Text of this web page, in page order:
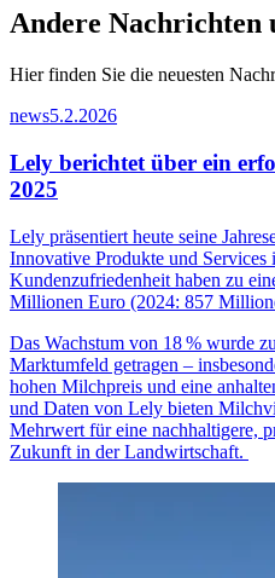
Andere Nachrichten
Hier finden Sie die neuesten
news5.2.2026
Lely berichtet über ein
2025
Lely präsentiert heute seine
Innovative Produkte und
Kundenzufriedenheit haben zu
Millionen Euro (2024: 857
Das Wachstum von 18% wurde
Marktumfeld getragen –
hohen Milchpreis und eine
und Daten von Lely bieten
Mehrwert für eine nachhaltigere,
Zukunft in der Landwirtschaft.